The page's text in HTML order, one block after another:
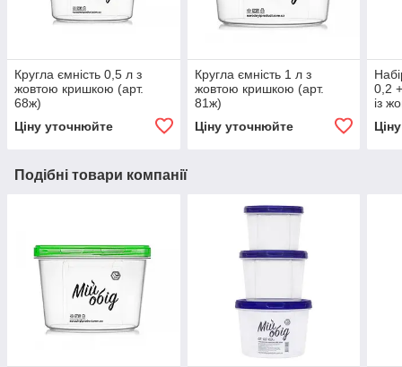
Кругла ємність 0,5 л з
жовтою кришкою (арт.
68ж)
Ціну уточнюйте
Кругла ємність 1 л з
жовтою кришкою (арт.
81ж)
Ціну уточнюйте
0,2
із
Подібні товари компанії